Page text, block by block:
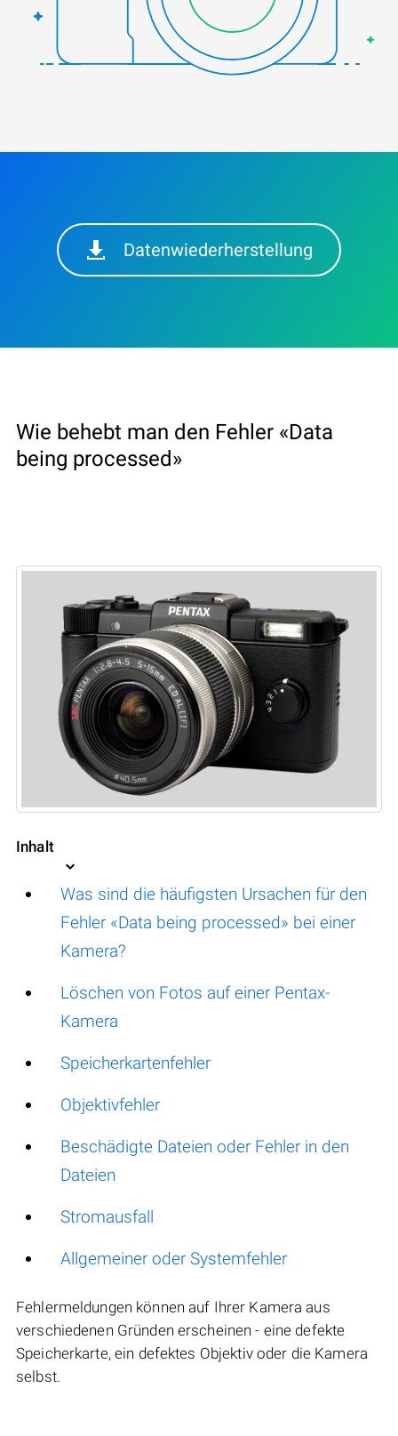
Datenwiederherstellung
Wie behebt man den Fehler «Data
being processed»
Inhalt
Was sind die häufigsten Ursachen für den
Fehler «Data being processed» bei einer
Kamera?
Löschen von Fotos auf einer Pentax-
Kamera
Speicherkartenfehler
Objektivfehler
Beschädigte Dateien oder Fehler in den
Dateien
Stromausfall
Allgemeiner oder Systemfehler
Fehlermeldungen können auf Ihrer Kamera aus
verschiedenen Gründen erscheinen - eine defekte
Speicherkarte, ein defektes Objektiv oder die Kamera
selbst.